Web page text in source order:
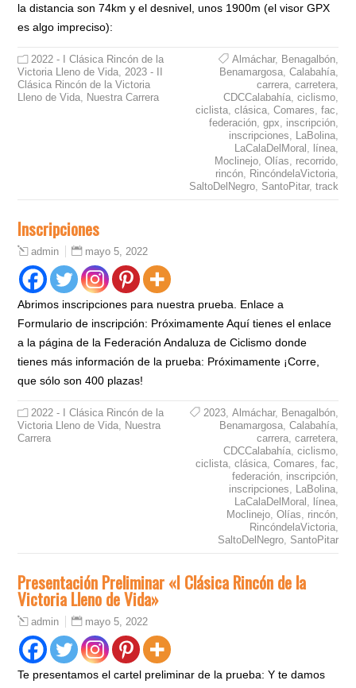
la distancia son 74km y el desnivel, unos 1900m (el visor GPX
es algo impreciso):
2022 - I Clásica Rincón de la
Victoria Lleno de Vida 2023 - II
Clásica Rincón de la Victoria
Lleno de Vida Nuestra Carrera
Almáchar, Benagalbón,
Benamargosa, Calabahía,
carrera, carretera,
CDCCalabahía, ciclismo,
ciclista, clásica, Comares fac
federación, gpx inscripción,
inscripciones
LaBolina,
LaCalaDelMoral
línea,
Moclinejo, Olías recorrido,
rincón, RincóndelaVictoria,
SaltoDelNegro, SantoPitar, track
Inscripciones
admin mayo 5, 2022
Abrimos inscripciones para nuestra prueba. Enlace a
Formulario de inscripción: Próximamente Aquí tienes el enlace
a la página de la Federación Andaluza de Ciclismo donde
tienes más información de la prueba: Próximamente ¡Corre,
que sólo son 400 plazas!
2022 - I Clásica Rincón de la
Victoria Lleno de Vida Nuestra
Carrera
2023, Almáchar, Benagalbón,
Benamargosa, Calabahía,
carrera, carretera,
CDCCalabahía, ciclismo,
ciclista, clásica, Comares fac
federación, inscripción,
inscripciones
LaBolina,
LaCalaDelMoral
línea,
Moclinejo, Olías rincón,
RincóndelaVictoria,
SaltoDelNegro, SantoPitar
Presentación Preliminar «I Clásica Rincón de la
Victoria Lleno de Vida»
admin mayo 5, 2022
Te presentamos el cartel preliminar de la prueba: Y te damos